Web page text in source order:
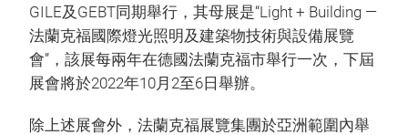
GILE及GEBT同期舉行，其母展是“Light + Building —
法蘭克福國際燈光照明及建築物技術與設備展覽
會”，該展每兩年在德國法蘭克福市舉行一次，下屆
展會將於2022年10月2至6日舉辦。
除上述展會外，法蘭克福展覽集團於亞洲範圍內舉